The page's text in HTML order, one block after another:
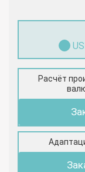
Расчёт